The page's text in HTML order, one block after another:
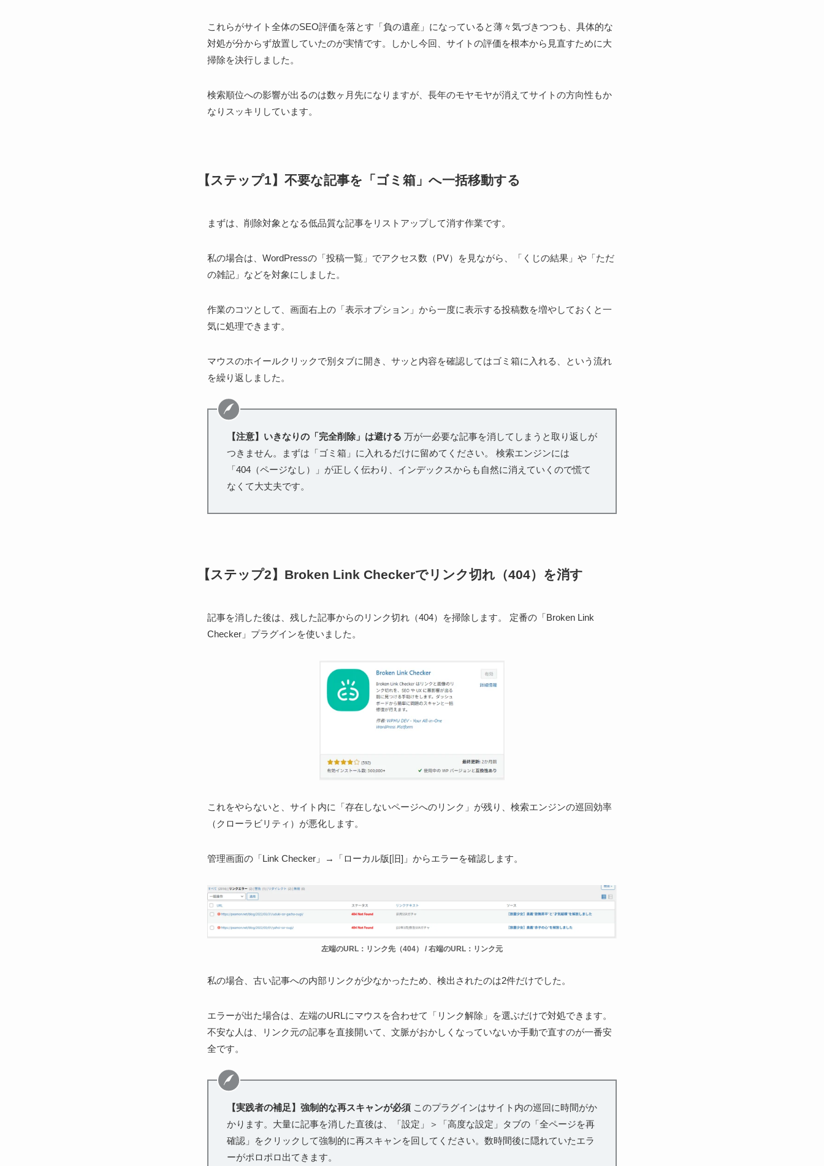
これらがサイト全体のSEO評価を落とす「負の遺産」になっていると薄々気づきつつも、具体的な
対処が分からず放置していたのが実情です。しかし今回、サイトの評価を根本から見直すために大
掃除を決行しました。
検索順位への影響が出るのは数ヶ月先になりますが、長年のモヤモヤが消えてサイトの方向性もか
なりスッキリしています。
【ステップ1】不要な記事を「ゴミ箱」へ一括移動する
まずは、削除対象となる低品質な記事をリストアップして消す作業です。
私の場合は、WordPressの「投稿一覧」でアクセス数（PV）を見ながら、「くじの結果」や「ただ
の雑記」などを対象にしました。
作業のコツとして、画面右上の「表示オプション」から一度に表示する投稿数を増やしておくと一
気に処理できます。
マウスのホイールクリックで別タブに開き、サッと内容を確認してはゴミ箱に入れる、という流れ
を繰り返しました。
【注意】いきなりの「完全削除」は避ける 万が一必要な記事を消してしまうと取り返しが
つきません。まずは「ゴミ箱」に入れるだけに留めてください。 検索エンジンには
「404（ページなし）」が正しく伝わり、インデックスからも自然に消えていくので慌て
なくて大丈夫です。
【ステップ2】Broken Link Checkerでリンク切れ（404）を消す
記事を消した後は、残した記事からのリンク切れ（404）を掃除します。 定番の「Broken Link
Checker」プラグインを使いました。
これをやらないと、サイト内に「存在しないページへのリンク」が残り、検索エンジンの巡回効率
（クローラビリティ）が悪化します。
管理画面の「Link Checker」→「ローカル版[旧]」からエラーを確認します。
左端のURL：リンク先（404） / 右端のURL：リンク元
私の場合、古い記事への内部リンクが少なかったため、検出されたのは2件だけでした。
エラーが出た場合は、左端のURLにマウスを合わせて「リンク解除」を選ぶだけで対処できます。
不安な人は、リンク元の記事を直接開いて、文脈がおかしくなっていないか手動で直すのが一番安
全です。
【実践者の補足】強制的な再スキャンが必須 このプラグインはサイト内の巡回に時間がか
かります。大量に記事を消した直後は、「設定」＞「高度な設定」タブの「全ページを再
確認」をクリックして強制的に再スキャンを回してください。数時間後に隠れていたエラ
ーがポロポロ出てきます。